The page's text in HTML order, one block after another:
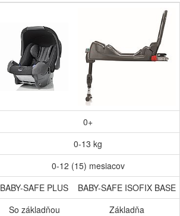
0+
0-13 kg
0-12 (15) mesiacov
BABY-SAFE PLUS
BABY-SAFE ISOFIX BASE
So základňou
Základňa